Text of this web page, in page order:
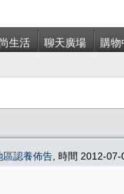
生活 聊天廣場 購物
區認養佈告 , 時間 2012-